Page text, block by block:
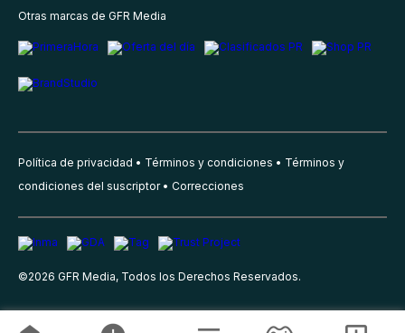
Otras marcas de GFR Media
Política de privacidad Términos y condiciones
Términos y
condiciones del suscriptor
Correcciones
©2026 GFR Media, Todos los Derechos Reservados.